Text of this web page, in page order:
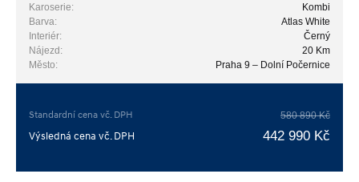
Karoserie:
Kombi
Barva:
Atlas White
Interiér:
Černý
Nájezd:
20 Km
Město:
Praha 9 – Dolní Počernice
Standardní cena vč. DPH 580 890 Kč
Výsledná cena vč. DPH 442 990 Kč